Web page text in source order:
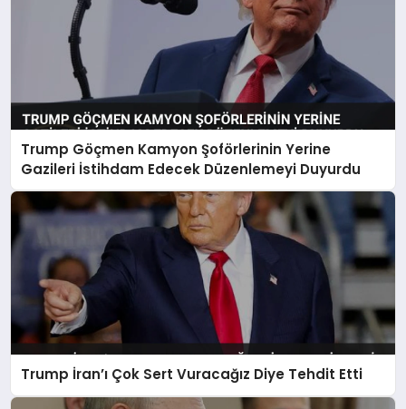
Trump Göçmen Kamyon Şoförlerinin Yerine
Gazileri İstihdam Edecek Düzenlemeyi Duyurdu
Trump İran’ı Çok Sert Vuracağız Diye Tehdit Etti